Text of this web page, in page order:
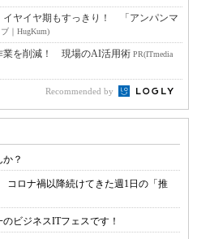
イヤイヤ期もすっきり！ 「アンパンマ
｜HugKum)
業を削減！ 現場のAI活用術 PR(ITmedia
Recommended by
？
コロナ禍以降続けてきた週1日の「推
ビジネスITフェスです！